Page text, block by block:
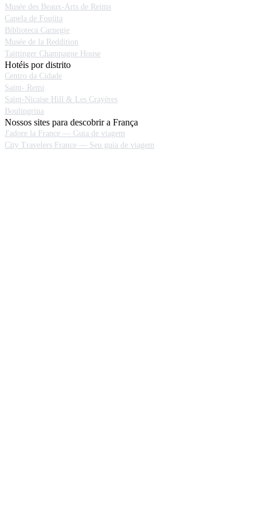
Musée des Beaux-Arts de Reims
Capela de Foujita
Biblioteca Carnegie
Musée de la Reddition
Taittinger Champagne House
Hotéis por distrito
Centro da Cidade
Saint- Remi
Saint-Nicaise Hill & Les Crayères
Boulingrina
Nossos sites para descobrir a França
J'adore la France — Guia de viagem
City Travelers France — Seu guia de viagem